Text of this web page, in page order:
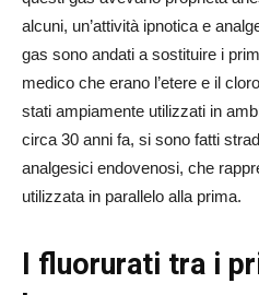
alcuni, un’attività ipnotica e
gas sono andati a sostituire i
medico che erano l’etere e il
stati ampiamente utilizzati in
circa 30 anni fa, si sono fatti
analgesici endovenosi, che
utilizzata in parallelo alla prima.
I fluorurati tra i